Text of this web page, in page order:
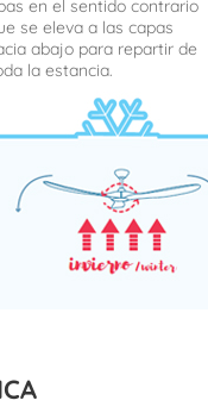
en el sentido contrario
se eleva a las capas
abajo para repartir de
la estancia.